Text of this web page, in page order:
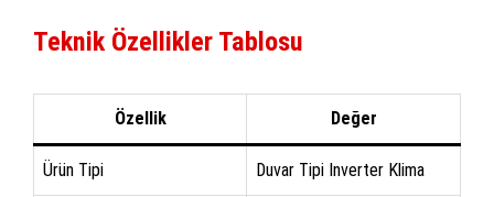
Teknik Özellikler Tablosu
Özellik Değer
Ürün Tipi Duvar Tipi Inverter Klima